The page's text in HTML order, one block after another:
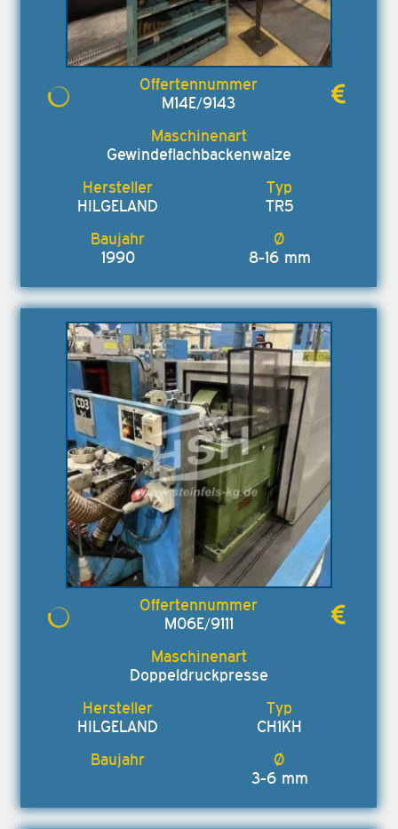
M14E/9143
Gewindeflachbackenwalze
HILGELAND TR5
1990 8-16 mm
M06E/9111
Doppeldruckpresse
HILGELAND CH1KH
3-6 mm